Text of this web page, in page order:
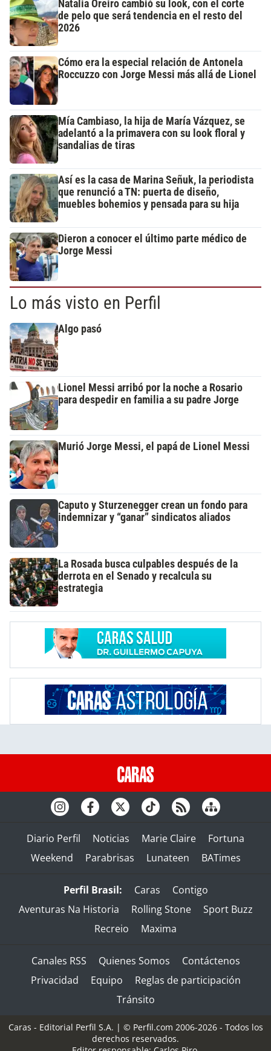
Natalia Oreiro cambió su look, con el corte
de pelo que será tendencia en el resto del
2026
Cómo era la especial relación de Antonela
Roccuzzo con Jorge Messi más allá de Lionel
Mía Cambiaso, la hija de María Vázquez, se
adelantó a la primavera con su look floral y
sandalias de tiras
Así es la casa de Marina Señuk, la periodista
que renunció a TN: puerta de diseño,
muebles bohemios y pensada para su hija
Dieron a conocer el último parte médico de
Jorge Messi
Lo más visto en Perfil
Algo pasó
Lionel Messi arribó por la noche a Rosario
para despedir en familia a su padre Jorge
Murió Jorge Messi, el papá de Lionel Messi
Caputo y Sturzenegger crean un fondo para
indemnizar y “ganar” sindicatos aliados
La Rosada busca culpables después de la
derrota en el Senado y recalcula su
estrategia
Diario Perfil Noticias Marie Claire
Fortuna
Weekend
Parabrisas Lunateen BATimes
Perfil Brasil: Caras
Contigo
Aventuras Na Historia
Rolling Stone
Sport Buzz
Recreio
Maxima
Canales RSS Quienes Somos
Contáctenos
Privacidad
Equipo
Reglas de participación
Tránsito
Caras - Editorial Perfil S.A. | © Perfil.com 2006-2026 - Todos los
derechos reservados.